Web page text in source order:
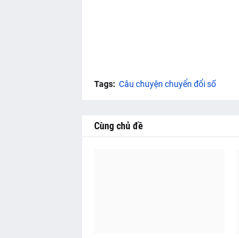
Tags: Câu chuyện chuyển đổi số
Cùng chủ đề